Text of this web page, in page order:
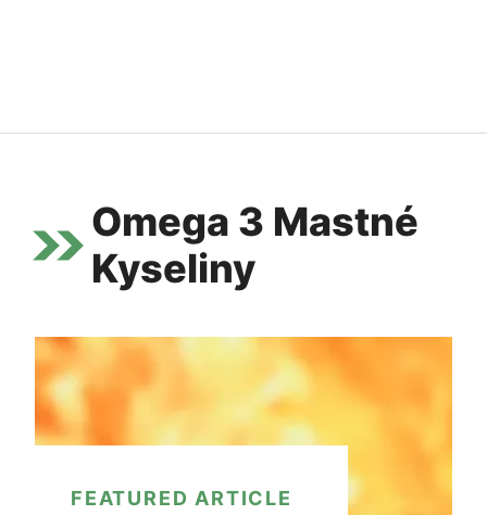
Omega 3 Mastné
Kyseliny
FEATURED ARTICLE